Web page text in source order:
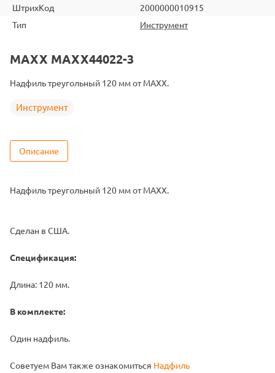
ШтрихКод
2000000010915
Тип
Инструмент
MAXX MAXX44022-3
Надфиль треугольный 120 мм от MAXX.
Инструмент
Описание
Надфиль треугольный 120 мм от MAXX.
Сделан в США.
Спецификация:
Длина: 120 мм.
В комплекте:
Один надфиль.
Советуем Вам также ознакомиться Надфиль